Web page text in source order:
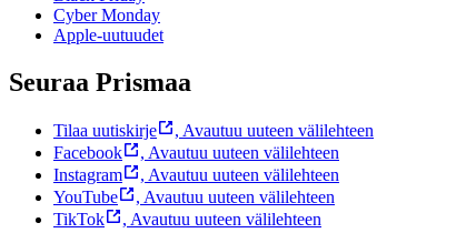
Cyber Monday
Apple-uutuudet
Seuraa Prismaa
Tilaa uutiskirje , Avautuu uuteen välilehteen
Facebook
, Avautuu uuteen välilehteen
Instagram
, Avautuu uuteen välilehteen
YouTube
, Avautuu uuteen välilehteen
TikTok
, Avautuu uuteen välilehteen